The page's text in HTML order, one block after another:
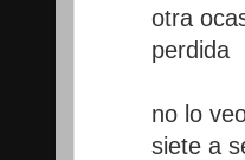
otra
perdida
no lo
siete a